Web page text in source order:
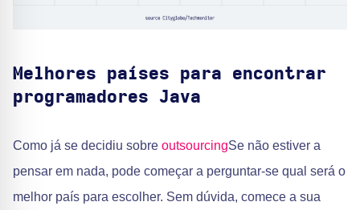
Melhores países para encontrar
programadores Java
Como já se decidiu sobre outsourcingSe não estiver a
pensar em nada, pode começar a perguntar-se qual será o
melhor país para escolher. Sem dúvida, comece a sua